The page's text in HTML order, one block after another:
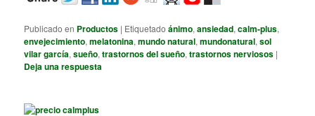
Publicado en Productos | Etiquetado ánimo,ansiedad,calm-plus,
envejecimiento,melatonina,mundo natural,mundonatural,sol
vilar garcía,sueño,trastornos del sueño,trastornos nerviosos |
Deja una respuesta